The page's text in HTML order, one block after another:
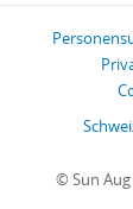
© Sun Aug